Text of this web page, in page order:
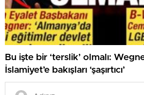
Bu işte bir ‘terslik’ olmalı:
İslamiyet’e bakışları ‘şaşırtıcı’